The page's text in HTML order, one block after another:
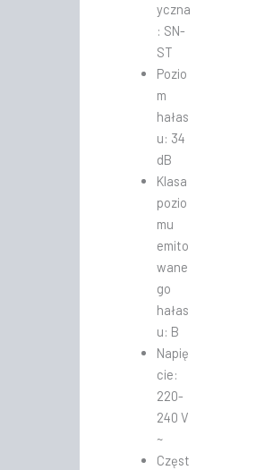
yczna
: SN-
ST
Pozio
m
hałas
u: 34
dB
Klasa
pozio
mu
emito
wane
go
hałas
u: B
Napię
cie:
220-
240 V
~
Częst